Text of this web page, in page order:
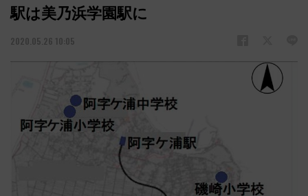
駅は美乃浜学園駅に
2020.05.26 10:05